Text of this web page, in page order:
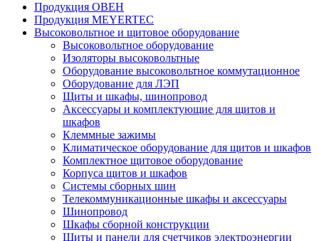
Продукция ОВЕН
Продукция MEYERTEC
Высоковольтное и щитовое оборудование
Высоковольтное оборудование
Изоляторы высоковольтные
Оборудование высоковольтное коммутационное
Оборудование для ЛЭП
Щиты и шкафы, шинопровод
Аксессуары и комплектующие для щитов и
шкафов
Клеммные зажимы
Климатическое оборудование для щитов и шкафов
Комплектное щитовое оборудование
Корпуса щитов и шкафов
Системы сборных шин
Телекоммуникационные шкафы и аксессуары
Шинопровод
Шкафы сборной конструкции
Щиты и панели для счетчиков электроэнергии